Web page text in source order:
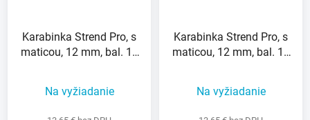
Karabinka Strend Pro, s
maticou, 12 mm, bal. 10
Na vyžiadanie
Karabinka Strend Pro, s
maticou, 12 mm, bal. 10
Na vyžiadanie